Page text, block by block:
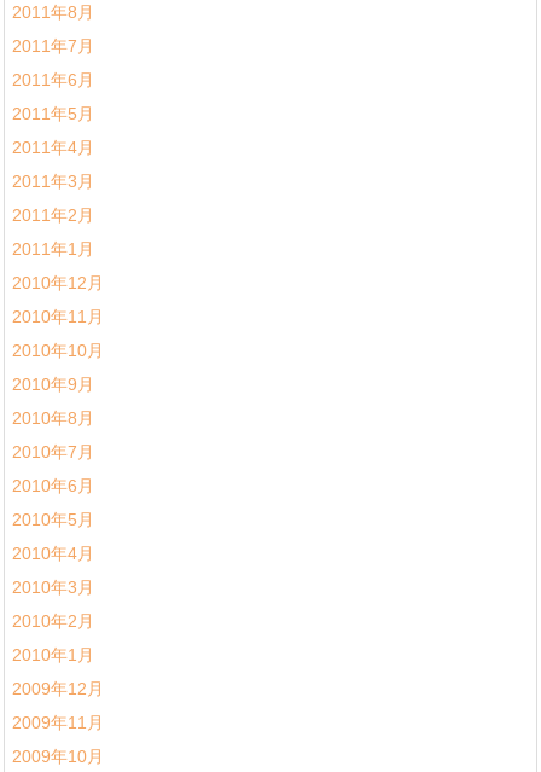
2011年8月
2011年7月
2011年6月
2011年5月
2011年4月
2011年3月
2011年2月
2011年1月
2010年12月
2010年11月
2010年10月
2010年9月
2010年8月
2010年7月
2010年6月
2010年5月
2010年4月
2010年3月
2010年2月
2010年1月
2009年12月
2009年11月
2009年10月